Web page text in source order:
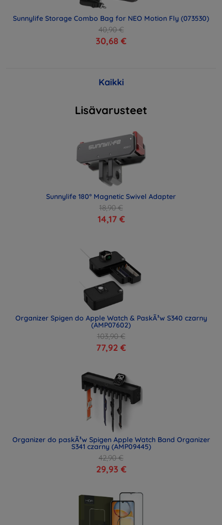
Sunnylife Storage Combo Bag for NEO Motion Fly (073530)
40,90 €
30,68 €
Kaikki
Lisävarusteet
Sunnylife 180° Magnetic Swivel Adapter
18,90 €
14,17 €
Organizer Spigen do Apple Watch & PaskÃ³w S340 czarny
(AMP07602)
103,90 €
77,92 €
Organizer do paskÃ³w Spigen Apple Watch Band Organizer
S341 czarny (AMP09445)
42,90 €
29,93 €